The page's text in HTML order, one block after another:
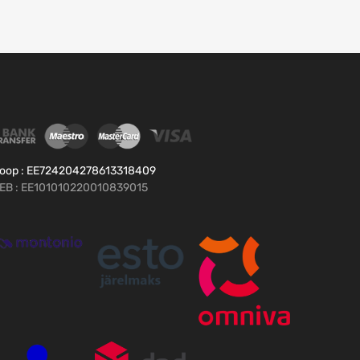
: EE724204278613318409
: EE101010220010839015